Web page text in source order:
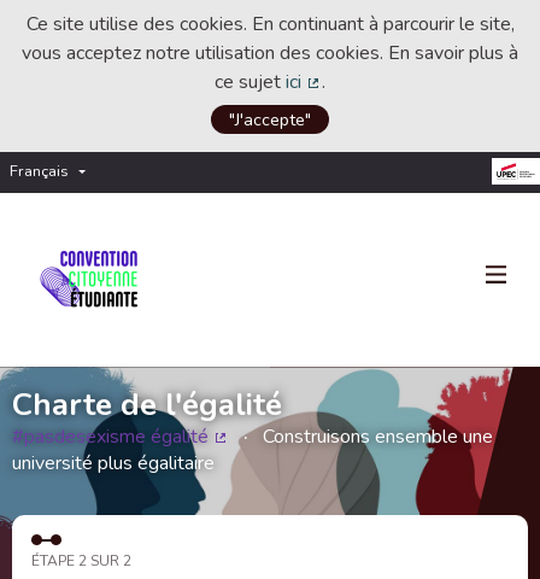
Ce site utilise des cookies. En continuant à parcourir le site,
vous acceptez notre utilisation des cookies. En savoir plus à
ce sujetici
(Lien externe)
.
"J'accepte"
Français Choisir la langue
Charte de l'égalité
#pasdesexisme égalité
(Lien externe)
Construisons ensemble une
université plus égalitaire
ÉTAPE 2 SUR 2